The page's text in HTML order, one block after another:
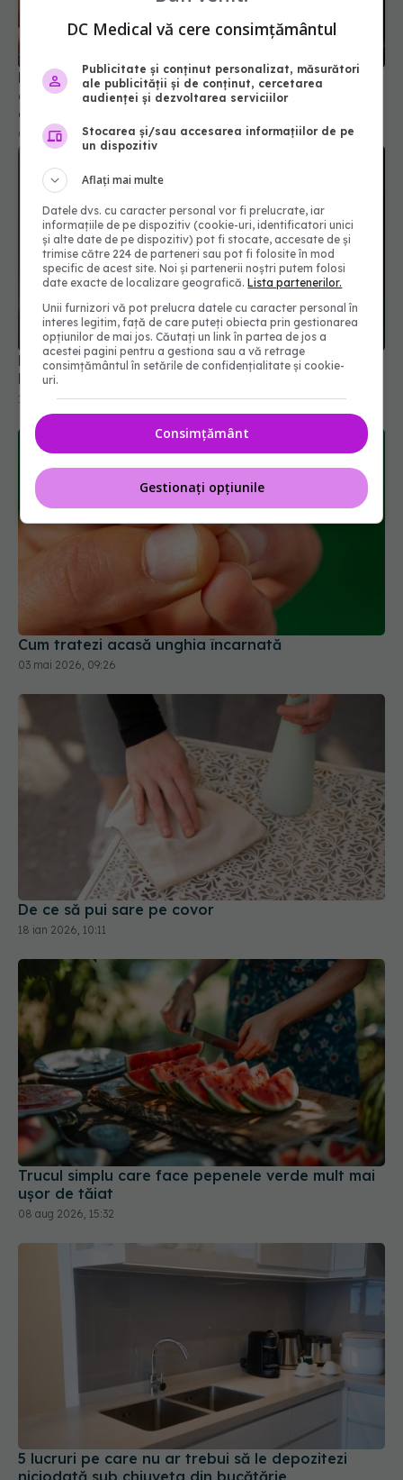
De ce sunt numerele 1 - 5 în cuptor? Greșeala
care îți strică mâncarea. Aplică asta și vezi
diferența!
06 ian 2026, 17:48
De ce ar trebui să renunți la sandale când zbori.
Detalii surprinzătoare despre siguranța în avion
17 aug 2025, 15:30
Cum tratezi acasă unghia încarnată
03 mai 2026, 09:26
De ce să pui sare pe covor
18 ian 2026, 10:11
Trucul simplu care face pepenele verde mult mai
ușor de tăiat
08 aug 2026, 15:32
5 lucruri pe care nu ar trebui să le depozitezi
DC Medical vă cere consimțământul
Publicitate și conținut personalizat, măsurători
ale publicității și de conținut, cercetarea
audienței și dezvoltarea serviciilor
Stocarea și/sau accesarea informațiilor de pe
un dispozitiv
Aflați mai multe
Datele dvs. cu caracter personal vor fi prelucrate, iar
informațiile de pe dispozitiv (cookie-uri, identificatori unici
și alte date de pe dispozitiv) pot fi stocate, accesate de și
trimise către 224 de parteneri sau pot fi folosite în mod
specific de acest site. Noi și partenerii noștri putem folosi
date exacte de localizare geografică.Lista partenerilor.
Unii furnizori vă pot prelucra datele cu caracter personal în
interes legitim, față de care puteți obiecta prin gestionarea
opțiunilor de mai jos. Căutați un link în partea de jos a
acestei pagini pentru a gestiona sau a vă retrage
consimțământul în setările de confidențialitate și cookie-
uri.
Consimțământ
Gestionați opțiunile